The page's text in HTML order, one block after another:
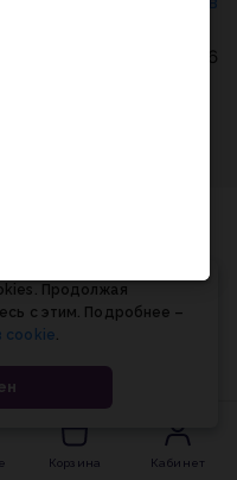
книги, 1998-2026
Корзина Кабинет
Продолжая
с этим. Подробнее –
cookie.